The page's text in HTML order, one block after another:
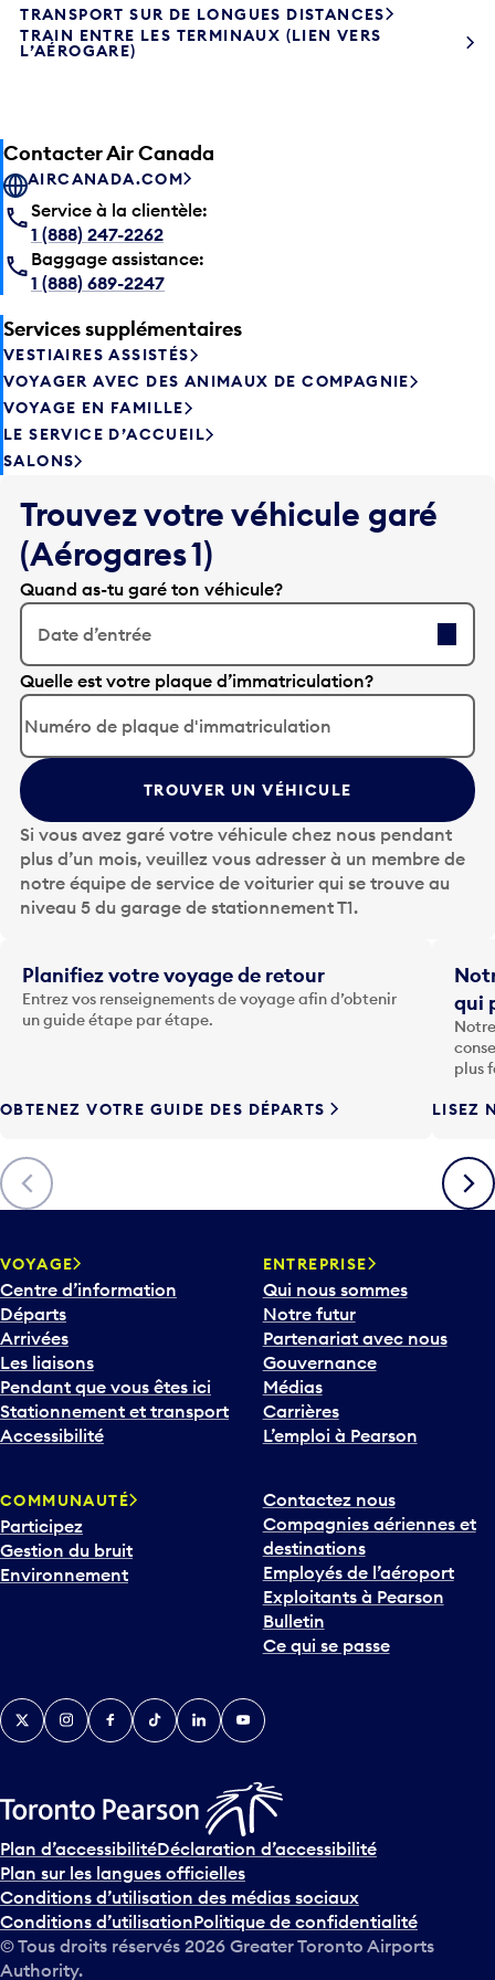
TRANSPORT SUR DE LONGUES DISTANCES
TRAIN ENTRE LES TERMINAUX (LIEN VERS
L’AÉROGARE)
Contacter Air Canada
AIRCANADA.COM
Service à la clientèle:
1 (888) 247-2262
Baggage assistance:
1 (888) 689-2247
Services supplémentaires
VESTIAIRES ASSISTÉS
VOYAGER AVEC DES ANIMAUX DE COMPAGNIE
VOYAGE EN FAMILLE
LE SERVICE D’ACCUEIL
SALONS
Trouvez votre véhicule garé
(Aérogares 1)
Quand as-tu garé ton véhicule?
Date d’entrée
A
p
p
u
y
e
z
s
u
r
l
t
o
u
F
è
c
h
v
e
r
s
l
e
b
a
o
u
r
i
v
e
n
s
u
r
l
e
c
a
Quelle est votre plaque d’immatriculation?
TROUVER UN VÉHICULE
Si vous avez garé votre véhicule chez nous pendant
plus d’un mois, veuillez vous adresser à un membre de
notre équipe de service de voiturier qui se trouve au
niveau 5 du garage de stationnement T1.
Précédent
Planifiez votre voyage de retour
Entrez vos renseignements de voyage afin d’obtenir
un guide étape par étape.
OBTENEZ VOTRE GUIDE DES DÉPARTS
qui
plus
LISEZ
VOYAGE
Centre d’information
Départs
Arrivées
Les liaisons
Pendant que vous êtes ici
Stationnement et transport
Accessibilité
ENTREPRISE
Qui nous sommes
Notre futur
Partenariat avec nous
Gouvernance
Médias
Carrières
L’emploi à Pearson
COMMUNAUTÉ
Participez
Gestion du bruit
Environnement
Contactez nous
Compagnies aériennes et
destinations
Employés de l’aéroport
Exploitants à Pearson
Bulletin
Ce qui se passe
TwitterInstagramFacebook
TikTokLinkedInYouTube
Plan d’accessibilitéDéclaration d’accessibilité
Plan sur les langues officielles
Conditions d’utilisation des médias sociaux
Conditions d’utilisationPolitique de confidentialité
© Tous droits réservés 2026 Greater Toronto Airports
Authority.